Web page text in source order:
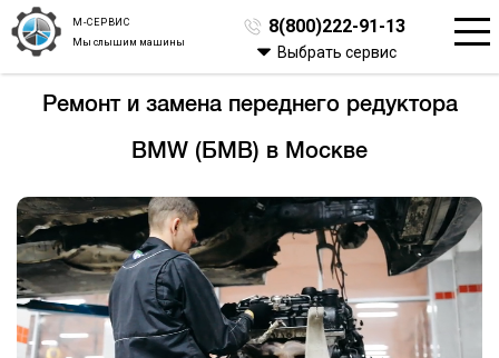
М-СЕРВИС
Мы слышим машины
8(800)222-91-13
Выбрать сервис
Ремонт и замена переднего редуктора
BMW (БМВ) в Москве